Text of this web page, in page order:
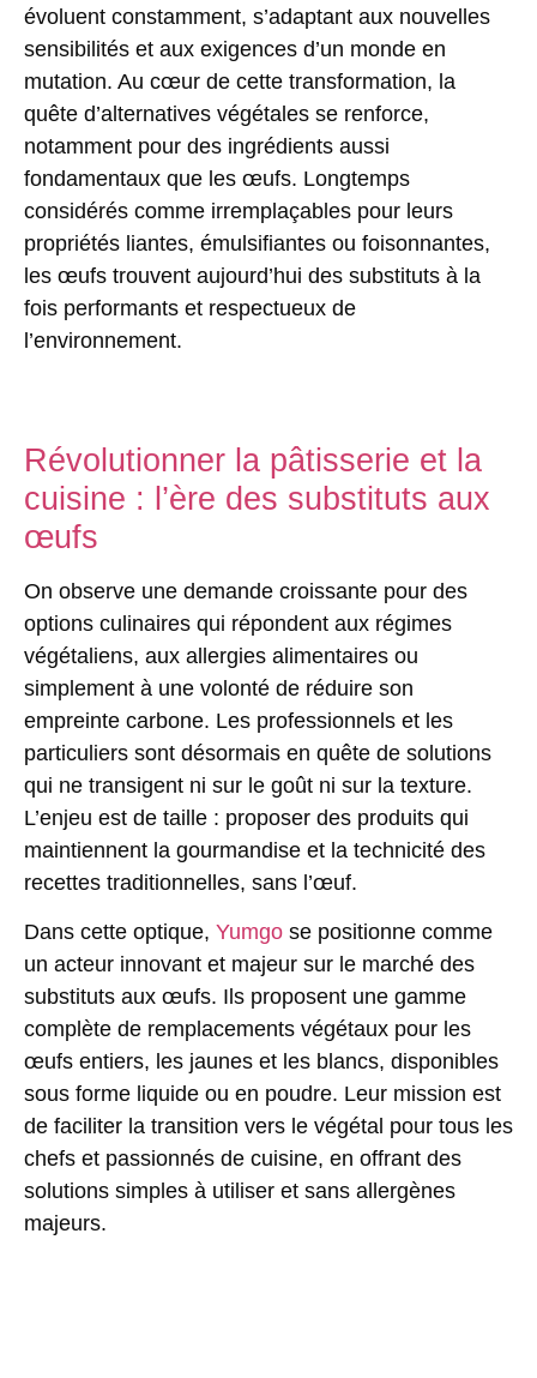
évoluent constamment, s’adaptant aux nouvelles
sensibilités et aux exigences d’un monde en
mutation. Au cœur de cette transformation, la
quête d’alternatives végétales se renforce,
notamment pour des ingrédients aussi
fondamentaux que les œufs. Longtemps
considérés comme irremplaçables pour leurs
propriétés liantes, émulsifiantes ou foisonnantes,
les œufs trouvent aujourd’hui des substituts à la
fois performants et respectueux de
l’environnement.
Révolutionner la pâtisserie et la
cuisine : l’ère des substituts aux
œufs
On observe une demande croissante pour des
options culinaires qui répondent aux régimes
végétaliens, aux allergies alimentaires ou
simplement à une volonté de réduire son
empreinte carbone. Les professionnels et les
particuliers sont désormais en quête de solutions
qui ne transigent ni sur le goût ni sur la texture.
L’enjeu est de taille : proposer des produits qui
maintiennent la gourmandise et la technicité des
recettes traditionnelles, sans l’œuf.
Dans cette optique, Yumgo se positionne comme
un acteur innovant et majeur sur le marché des
substituts aux œufs. Ils proposent une gamme
complète de remplacements végétaux pour les
œufs entiers, les jaunes et les blancs, disponibles
sous forme liquide ou en poudre. Leur mission est
de faciliter la transition vers le végétal pour tous les
chefs et passionnés de cuisine, en offrant des
solutions simples à utiliser et sans allergènes
majeurs.